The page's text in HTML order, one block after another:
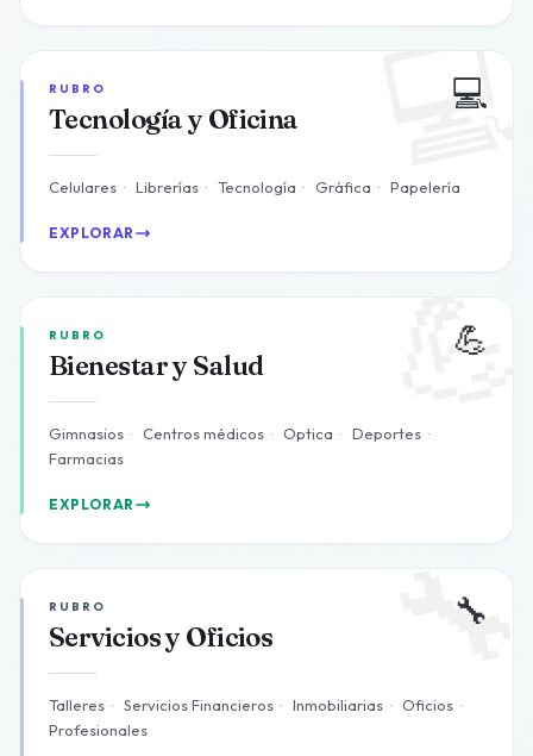
💻
RUBRO
Tecnología y Oficina
Celulares · Librerías · Tecnología · Gráfica · Papelería
EXPLORAR
💪
RUBRO
Bienestar y Salud
Gimnasios · Centros médicos · Optica · Deportes ·
Farmacias
EXPLORAR
🔧
RUBRO
Servicios y Oficios
Talleres · Servicios Financieros · Inmobiliarias · Oficios ·
Profesionales